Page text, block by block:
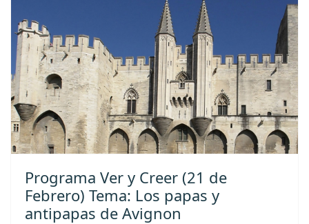
Programa Ver y Creer (21 de
Febrero) Tema: Los papas y
antipapas de Avignon